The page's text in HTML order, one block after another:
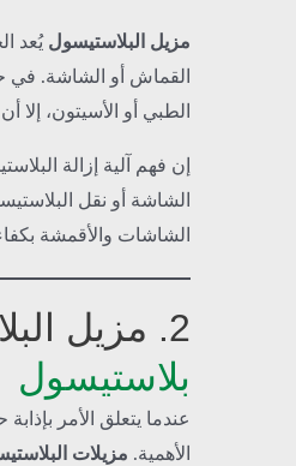
مزيل البلاستيسول يُعد
القماش أو الشاشة. في
الطبي أو الأسيتون، إلا
إن فهم آلية إزالة
الشاشة أو نقل
الشاشات والأقمشة
2. مزيل البلاستيسول: المذيب لـ
بلاستيسول
عندما يتعلق الأمر
الأهمية. مزيلات